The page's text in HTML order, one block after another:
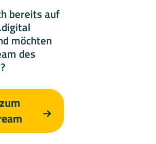
bereits auf
möchten
des